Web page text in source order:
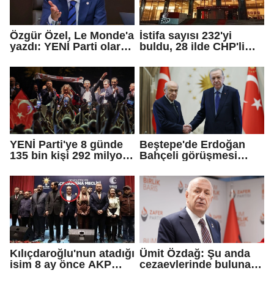
Özgür Özel, Le Monde'a
yazdı: YENİ Parti olarak
öneriyoruz
İstifa sayısı 232'yi
buldu, 28 ilde CHP'li
YENİ Parti'ye 8 günde
135 bin kişi 292 milyon
Beştepe'de Erdoğan
Bahçeli görüşmesi
Kılıçdaroğlu'nun atadığı
isim 8 ay önce AKP
Ümit Özdağ: Şu anda
cezaevlerinde bulunan